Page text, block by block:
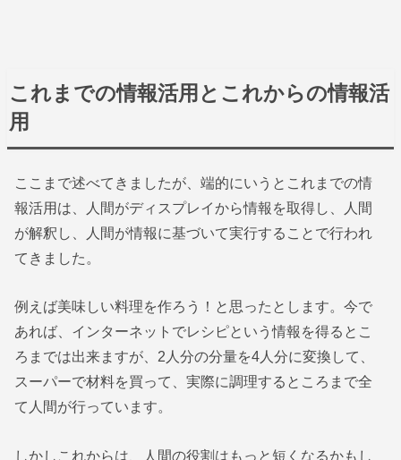
これまでの情報活用とこれからの情報活
用
ここまで述べてきましたが、端的にいうとこれまでの情
報活用は、人間がディスプレイから情報を取得し、人間
が解釈し、人間が情報に基づいて実行することで行われ
てきました。
例えば美味しい料理を作ろう！と思ったとします。今で
あれば、インターネットでレシピという情報を得るとこ
ろまでは出来ますが、2人分の分量を4人分に変換して、
スーパーで材料を買って、実際に調理するところまで全
て人間が行っています。
しかしこれからは、人間の役割はもっと短くなるかもし